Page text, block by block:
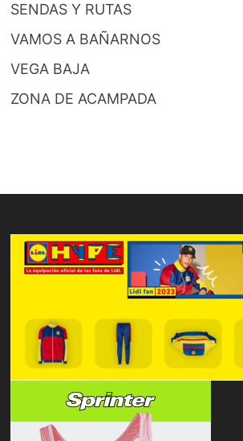
SENDAS Y RUTAS
VAMOS A BAÑARNOS
VEGA BAJA
ZONA DE ACAMPADA